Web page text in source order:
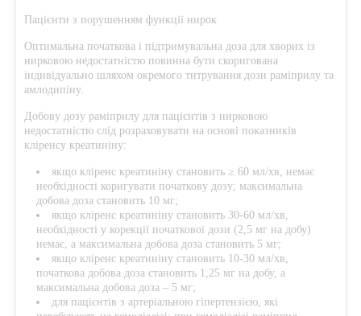
Пацієнти з порушенням функції нирок
Оптимальна початкова і підтримувальна доза для хворих із
нирковою недостатністю повинна бути скоригована
індивідуально шляхом окремого титрування дози раміприлу та
амлодипіну.
Добову дозу раміприлу для пацієнтів з нирковою
недостатністю слід розраховувати на основі показників
кліренсу креатиніну:
якщо кліренс креатиніну становить ≥ 60 мл/хв, немає
необхідності коригувати початкову дозу; максимальна
добова доза становить 10 мг;
якщо кліренс креатиніну становить 30-60 мл/хв,
необхідності у корекції початкової дози (2,5 мг на добу)
немає, а максимальна добова доза становить 5 мг;
якщо кліренс креатиніну становить 10-30 мл/хв,
початкова добова доза становить 1,25 мг на добу, а
максимальна добова доза – 5 мг;
для пацієнтів з артеріальною гіпертензією, які